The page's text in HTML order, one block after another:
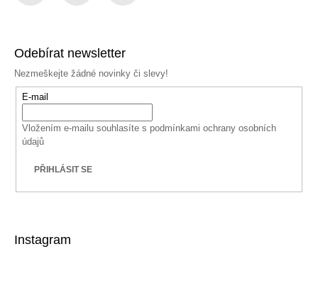
Odebírat newsletter
Nezmeškejte žádné novinky či slevy!
E-mail
Vložením e-mailu souhlasíte s podmínkami ochrany osobních
údajů
PŘIHLÁSIT SE
Instagram